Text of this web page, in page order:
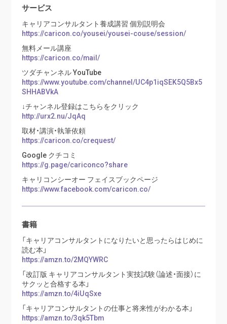
サービス
キャリアコンサルタント養成講習 個別説明会
https://caricon.co/yousei/yousei-couse/session/
無料メール講座
https://caricon.co/mail/
ツダチャンネル YouTube
https://www.youtube.com/channel/UC4p1iqSEK5Q5Bx5
SHHABVkA
↓チャンネル登録はこちらをクリック
http://urx2.nu/JqAq
取材・講演・執筆依頼
https://caricon.co/crequest/
Google クチコミ
https://g.page/cariconco?share
キャリコンシーオー フェイスブックページ
https://www.facebook.com/caricon.co/
書籍
「キャリアコンサルタントになりたいと思ったらはじめに
読む本」
https://amzn.to/2MQYWRC
「改訂版 キャリアコンサルタント実技試験（論述・面接）に
サクッと合格する本」
https://amzn.to/4iUqSxe
「キャリアコンサルタントの仕事と将来性がわかる本」
https://amzn.to/3qk5Tbm